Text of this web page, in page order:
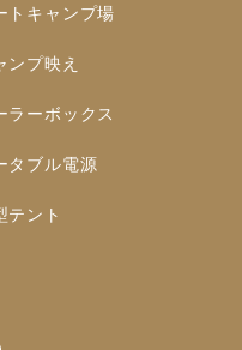
トキャンプ場
ンプ映え
ラーボックス
タブル電源
テント